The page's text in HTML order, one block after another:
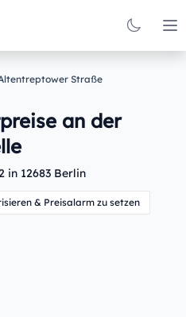
Altentreptower Straße
an der
in 12683 Berlin
& Preisalarm zu setzen